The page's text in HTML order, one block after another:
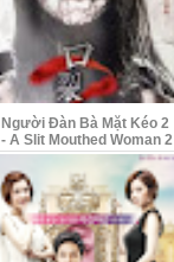
Người Đàn Bà Mặt Kéo 2
- A Slit Mouthed Woman 2